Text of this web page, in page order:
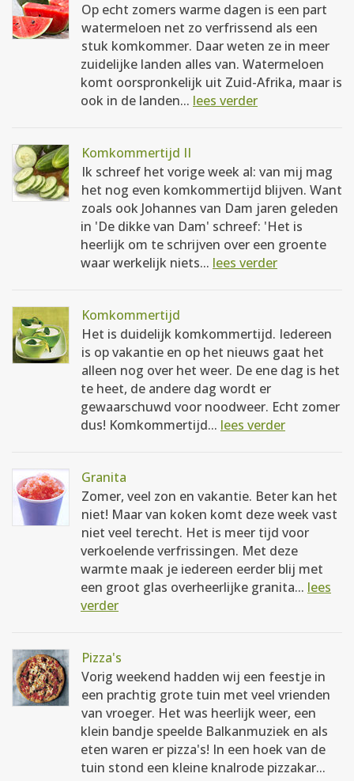
Op echt zomers warme dagen is een part
watermeloen net zo verfrissend als een
stuk komkommer. Daar weten ze in meer
zuidelijke landen alles van. Watermeloen
komt oorspronkelijk uit Zuid-Afrika, maar is
ook in de landen... lees verder
Komkommertijd II
Ik schreef het vorige week al: van mij mag
het nog even komkommertijd blijven. Want
zoals ook Johannes van Dam jaren geleden
in 'De dikke van Dam' schreef: 'Het is
heerlijk om te schrijven over een groente
waar werkelijk niets... lees verder
Komkommertijd
Het is duidelijk komkommertijd. Iedereen
is op vakantie en op het nieuws gaat het
alleen nog over het weer. De ene dag is het
te heet, de andere dag wordt er
gewaarschuwd voor noodweer. Echt zomer
dus! Komkommertijd... lees verder
Granita
Zomer, veel zon en vakantie. Beter kan het
niet! Maar van koken komt deze week vast
niet veel terecht. Het is meer tijd voor
verkoelende verfrissingen. Met deze
warmte maak je iedereen eerder blij met
een groot glas overheerlijke granita... lees
verder
Pizza's
Vorig weekend hadden wij een feestje in
een prachtig grote tuin met veel vrienden
van vroeger. Het was heerlijk weer, een
klein bandje speelde Balkanmuziek en als
eten waren er pizza's! In een hoek van de
tuin stond een kleine knalrode pizzakar...